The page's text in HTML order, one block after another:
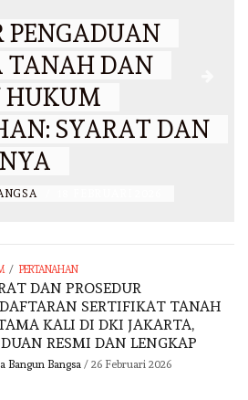
PENGADUAN
TANAH DAN
HUKUM
SYARAT DAN
/ PERTANAHAN
DAN PROSEDUR
SERTIFIKAT TANAH
KALI DI DKI JAKARTA,
RESMI DAN LENGKAP
Bangun Bangsa/ 26 Februari 2026